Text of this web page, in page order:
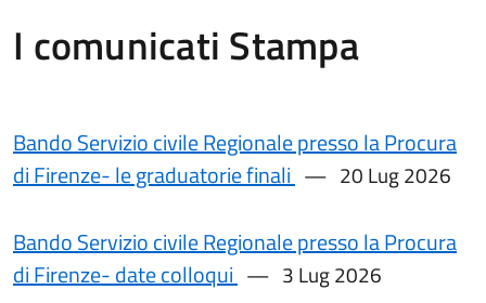
I comunicati Stampa
Bando Servizio civile Regionale presso la Procura
di Firenze- le graduatorie finali
20 Lug 2026
Bando Servizio civile Regionale presso la Procura
di Firenze- date colloqui
3 Lug 2026